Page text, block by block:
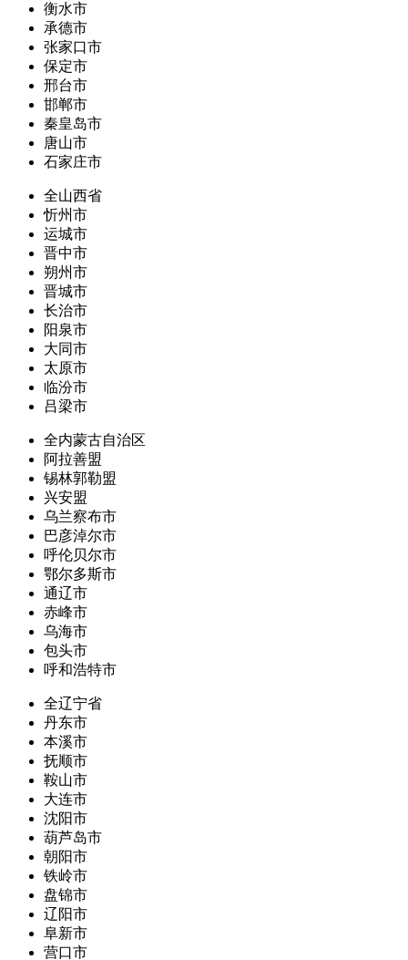
衡水市
承德市
张家口市
保定市
邢台市
邯郸市
秦皇岛市
唐山市
石家庄市
全山西省
忻州市
运城市
晋中市
朔州市
晋城市
长治市
阳泉市
大同市
太原市
临汾市
吕梁市
全内蒙古自治区
阿拉善盟
锡林郭勒盟
兴安盟
乌兰察布市
巴彦淖尔市
呼伦贝尔市
鄂尔多斯市
通辽市
赤峰市
乌海市
包头市
呼和浩特市
全辽宁省
丹东市
本溪市
抚顺市
鞍山市
大连市
沈阳市
葫芦岛市
朝阳市
铁岭市
盘锦市
辽阳市
阜新市
营口市